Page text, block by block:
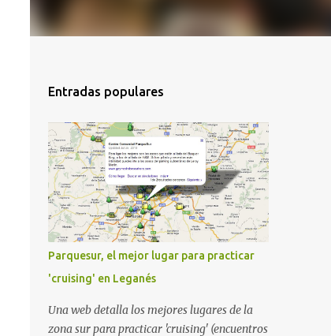
Entradas populares
Parquesur, el mejor lugar para practicar
'cruising' en Leganés
Una web detalla los mejores lugares de la
zona sur para practicar 'cruising' (encuentros